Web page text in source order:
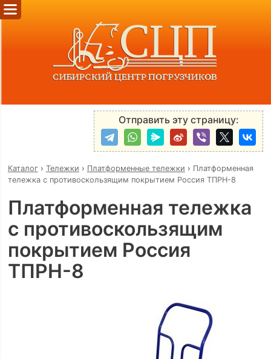
Отправить эту страницу:
Каталог› Тележки › Платформенные тележки › Платформенная
тележка с противоскользящим покрытием Россия ТПРН-8
Платформенная тележка
с противоскользящим
покрытием Россия
ТПРН-8